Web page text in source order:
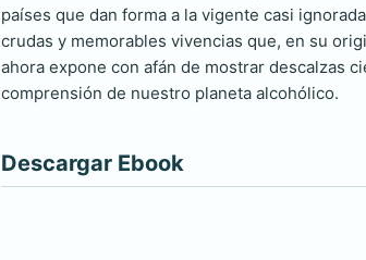
países que dan forma a la vigente casi
crudas y memorables vivencias que, en su
ahora expone con afán de mostrar descalzas
comprensión de nuestro planeta alcohólico.
Descargar Ebook